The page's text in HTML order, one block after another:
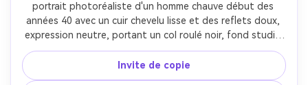
portrait photoréaliste d'un homme chauve début des
années 40 avec un cuir chevelu lisse et des reflets doux,
expression neutre, portant un col roulé noir, fond studio
sombre minimaliste, lumière clé simple softbox avec un
déclin doux, Leica SL2, 90mm, profondeur de champ peu
profonde, composition centrée, encadrement poitrine,
Invite de copie